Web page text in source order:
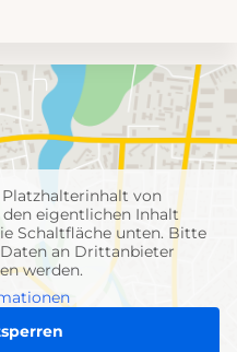
Platzhalterinhalt von
den eigentlichen Inhalt
Schaltfläche unten. Bitte
Daten an Drittanbieter
werden.